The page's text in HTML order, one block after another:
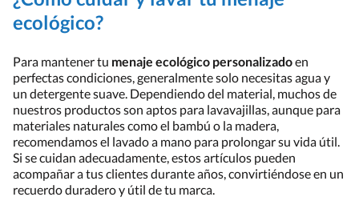
ecológico?
Para mantener tu menaje ecológico personalizadoen
perfectas condiciones, generalmente solo necesitas agua y
un detergente suave. Dependiendo del material, muchos de
nuestros productos son aptos para lavavajillas, aunque para
materiales naturales como el bambú o la madera,
recomendamos el lavado a mano para prolongar su vida útil.
Si se cuidan adecuadamente, estos artículos pueden
acompañar a tus clientes durante años, convirtiéndose en un
recuerdo duradero y útil de tu marca.